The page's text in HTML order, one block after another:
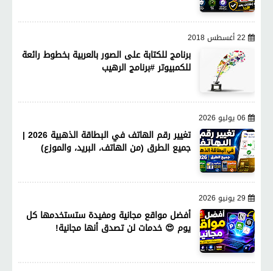
22 أغسطس 2018
برنامج للكتابة على الصور بالعربية بخطوط رائعة
للكمبيوتر #برنامج الرهيب
06 يوليو 2026
تغيير رقم الهاتف في البطاقة الذهبية 2026 |
جميع الطرق (من الهاتف، البريد، والموزع)
29 يونيو 2026
أفضل مواقع مجانية ومفيدة ستستخدمها كل
يوم 😍 خدمات لن تصدق أنها مجانية!